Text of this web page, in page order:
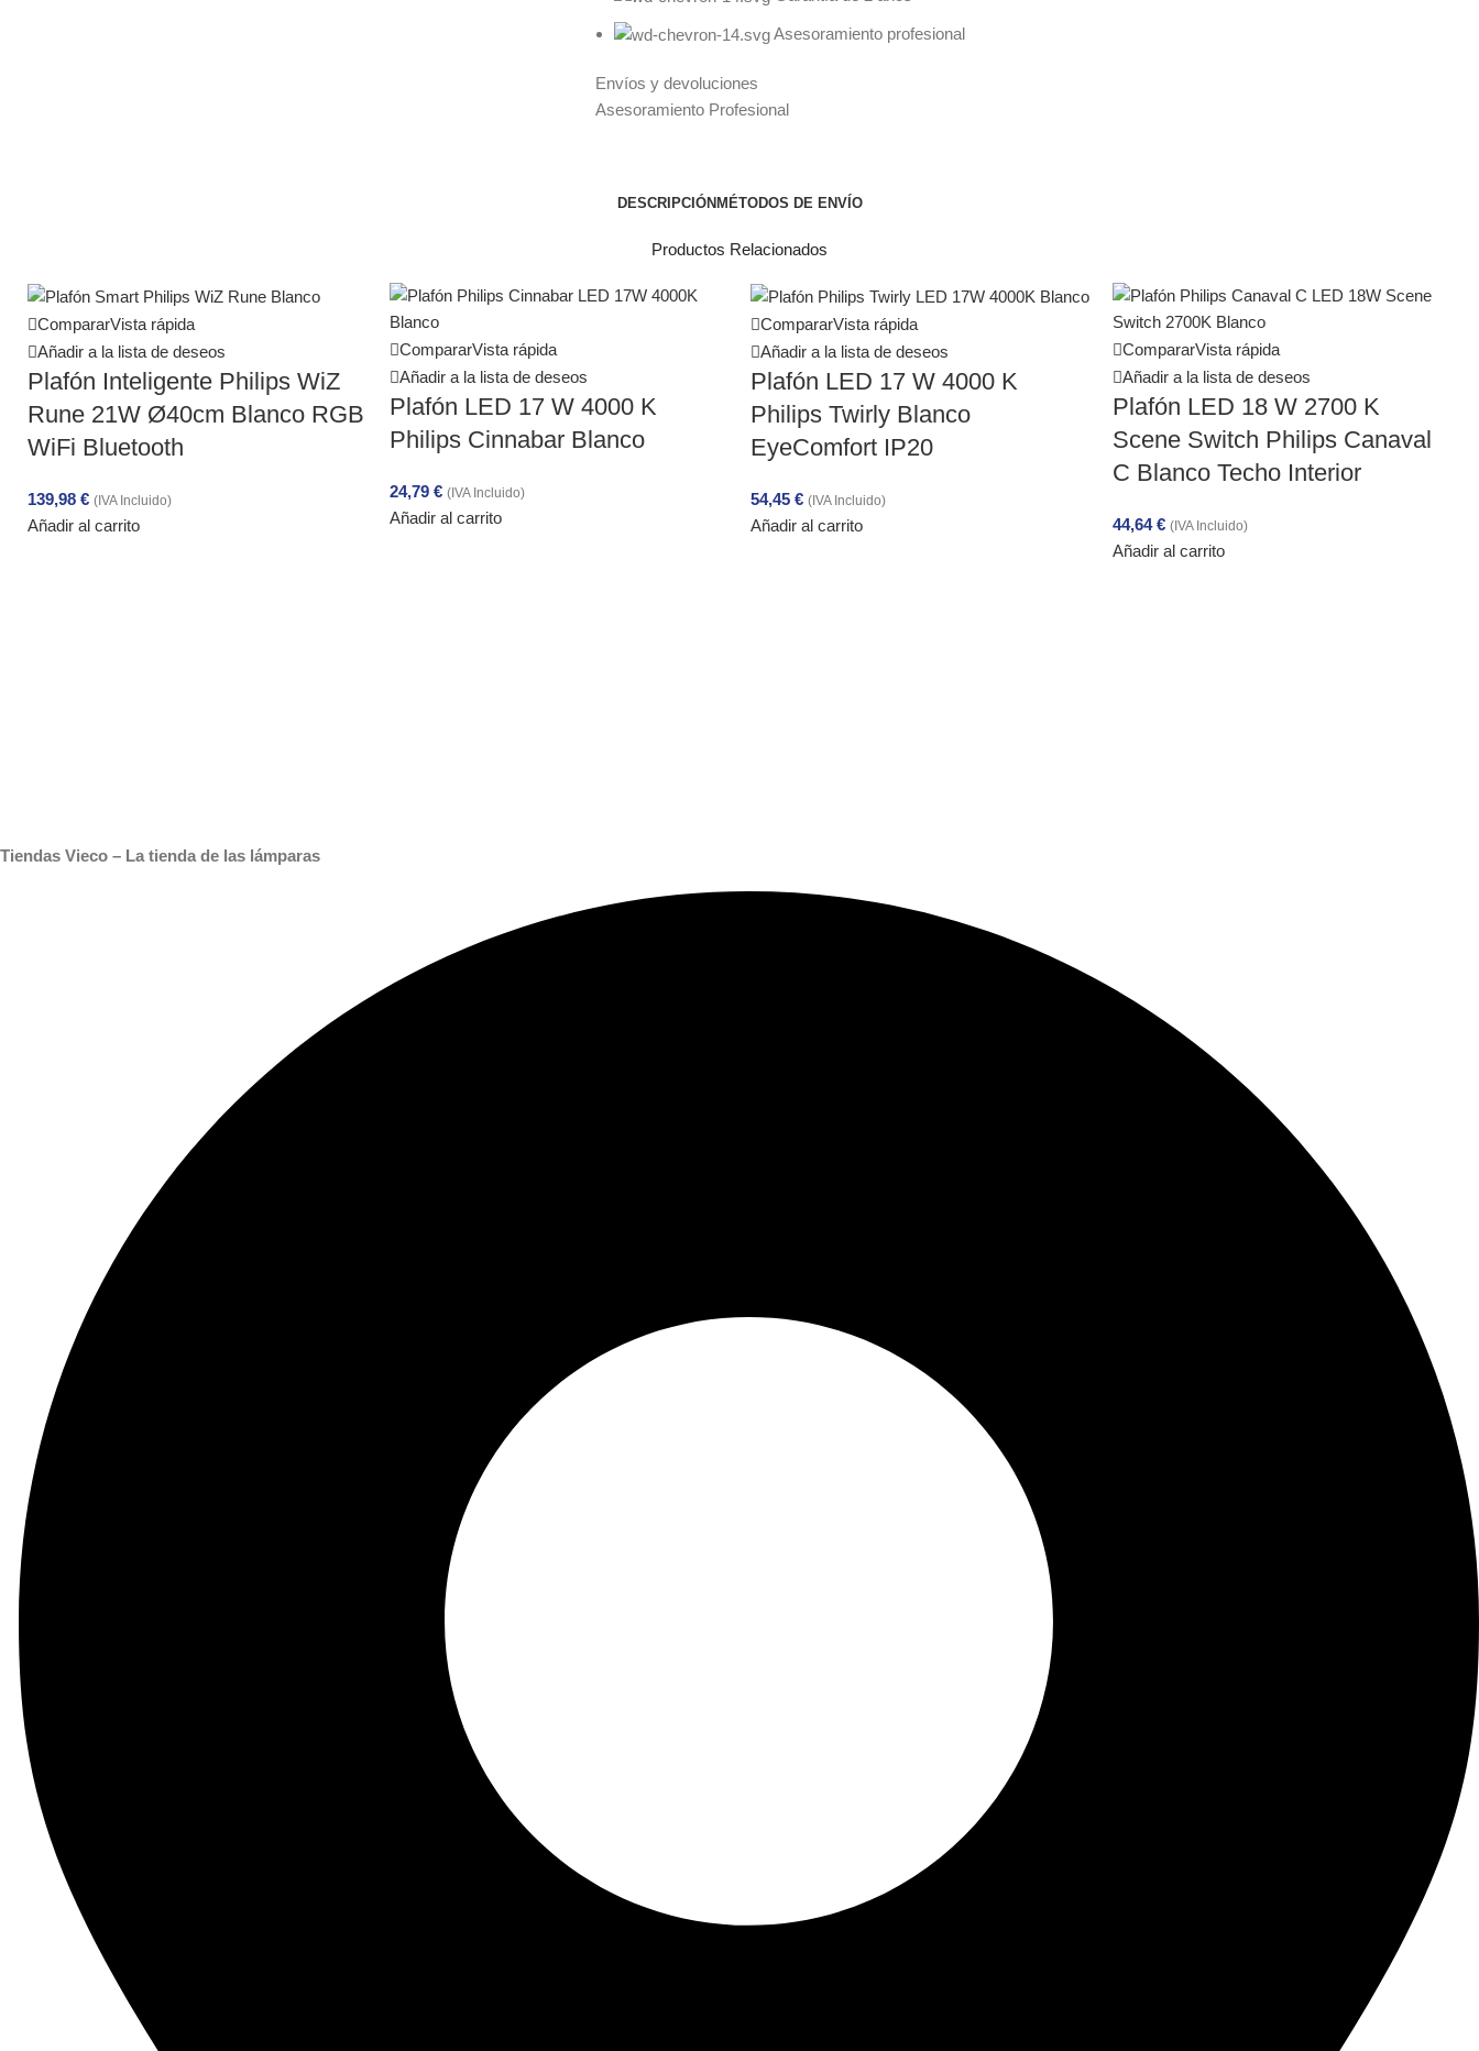
Asesoramiento profesional
Envíos y devoluciones
Asesoramiento Profesional
DESCRIPCIÓN MÉTODOS DE ENVÍO
Productos Relacionados
CompararVista rápida
Añadir a la lista de deseos
Plafón Inteligente Philips WiZ
Rune 21W Ø40cm Blanco RGB
WiFi Bluetooth
139,98 € (IVA Incluido)
Añadir al carrito
CompararVista rápida
Añadir a la lista de deseos
Plafón LED 17 W 4000 K
Philips Cinnabar Blanco
24,79 € (IVA Incluido)
Añadir al carrito
CompararVista rápida
Añadir a la lista de deseos
Plafón LED 17 W 4000 K
Philips Twirly Blanco
EyeComfort IP20
54,45 € (IVA Incluido)
Añadir al carrito
CompararVista rápida
Añadir a la lista de deseos
Plafón LED 18 W 2700 K
Scene Switch Philips Canaval
C Blanco Techo Interior
44,64€ (IVA Incluido)
Añadir al carrito
Tiendas Vieco – La tienda de las lámparas